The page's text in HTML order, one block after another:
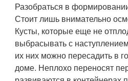
Разобраться в
Стоит лишь внимательно
Кусты, которые еще не
выбрасывать с
их них можно пересадить в
доме. Неплохо переносят